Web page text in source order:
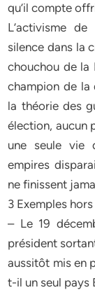
qu’il compte
L’activisme
silence dans la
chouchou de la
champion de la
la théorie des
élection, aucun
une seule vie
empires
ne finissent
3 Exemples
– Le 19
président
aussitôt mis en
t-il un seul pays